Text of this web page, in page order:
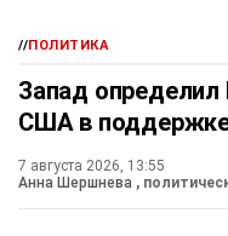
//ПОЛИТИКА
Запад
США в
7 августа 2026, 13:55
Анна Шершнева ,